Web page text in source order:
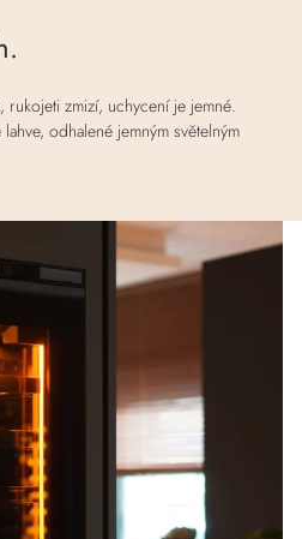
zmizí, uchycení je jemné.
odhalené jemným světelným